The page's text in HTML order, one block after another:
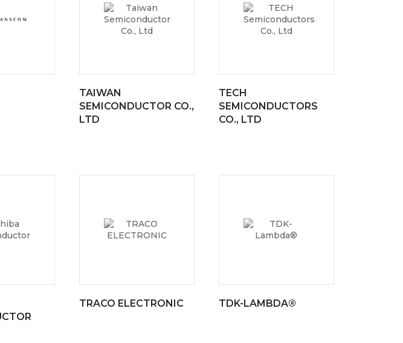
TAIWAN
SEMICONDUCTOR CO.,
LTD
TECH
SEMICONDUCTORS
CO., LTD
TRACO ELECTRONIC TDK-LAMBDA®